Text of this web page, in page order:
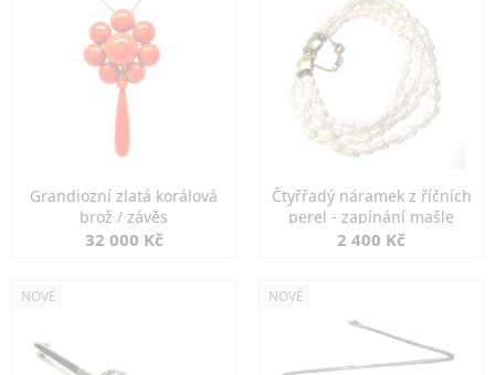
Grandiozní zlatá korálová
brož / závěs
32 000 Kč
Čtyřřadý náramek z říčních
perel - zapínání mašle
2 400 Kč
NOVÉ NOVÉ